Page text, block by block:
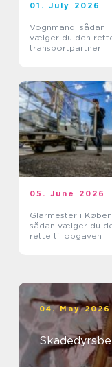
01. July 2026
Vognmand: sådan
vælger du den
transportpartner
05. June 2026
Glarmester i
sådan vælger du
rette til opgaven
04. May 2026